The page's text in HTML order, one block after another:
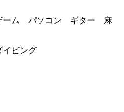
ム パソコン ギター 麻
ビング